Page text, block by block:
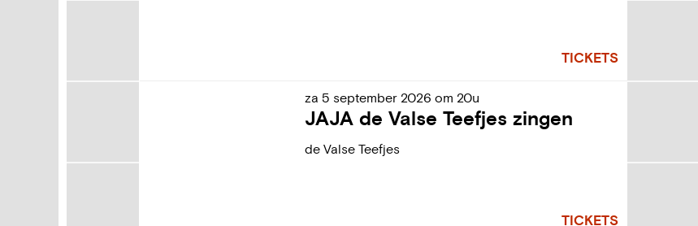
TICKETS
za 5 september 2026 om 20u
JAJA de Valse Teefjes zingen
de Valse Teefjes
TICKETS